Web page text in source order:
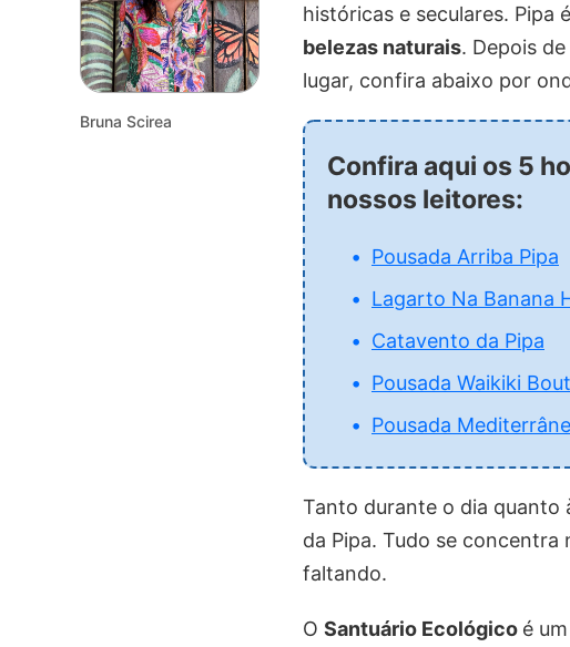
Bruna Scirea
históricas e seculares. Pipa
belezas naturais. Depois
lugar, confira abaixo por
Confira aqui os 5
nossos leitores:
Pousada Arriba Pipa
Lagarto Na Banana
Catavento da Pipa
Pousada Waikiki
Pousada
Tanto durante o dia quanto
da Pipa. Tudo se
faltando.
O Santuário Ecológico é